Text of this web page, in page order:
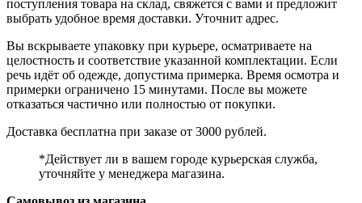
поступления товара на склад, свяжется с вами и предложит
выбрать удобное время доставки. Уточнит адрес.
Вы вскрываете упаковку при курьере, осматриваете на
целостность и соответствие указанной комплектации. Если
речь идёт об одежде, допустима примерка. Время осмотра и
примерки ограничено 15 минутами. После вы можете
отказаться частично или полностью от покупки.
Доставка бесплатна при заказе от 3000 рублей.
*Действует ли в вашем городе курьерская служба,
уточняйте у менеджера магазина.